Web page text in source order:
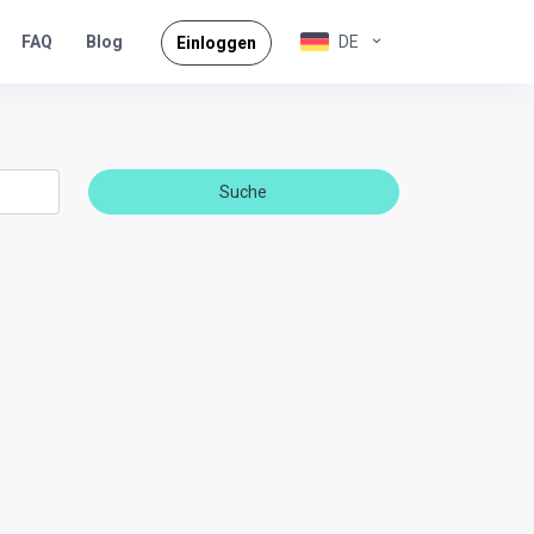
FAQ Blog Einloggen DE
Suche